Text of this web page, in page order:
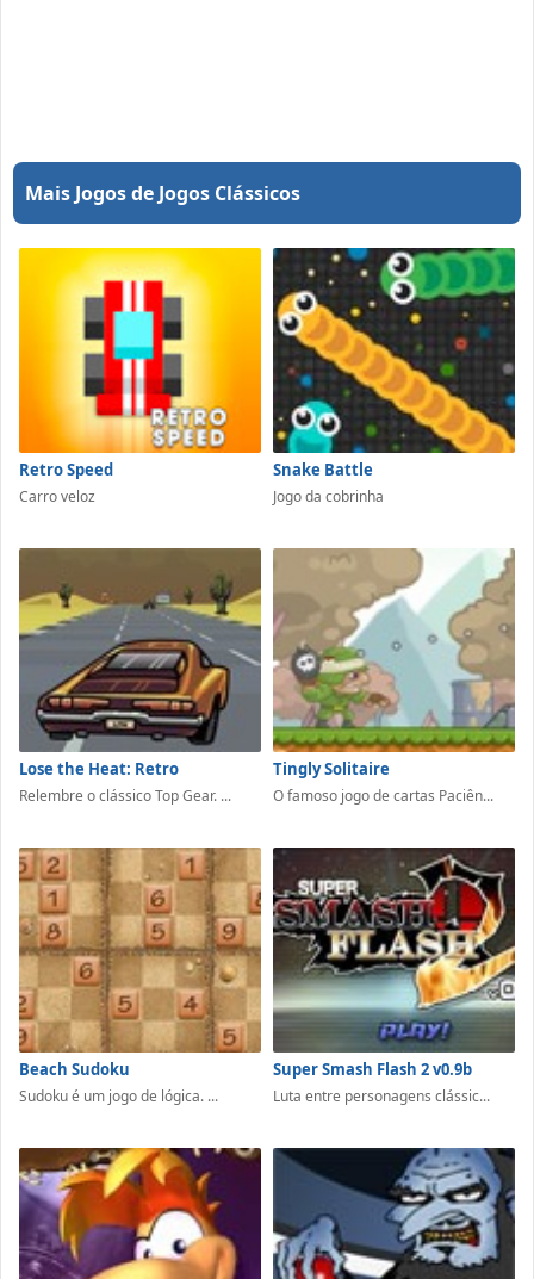
Mais Jogos de Jogos Clássicos
Retro Speed
Carro veloz
Snake Battle
Jogo da cobrinha
Lose the Heat: Retro
Relembre o clássico Top Gear. ...
Tingly Solitaire
O famoso jogo de cartas Paciên...
Beach Sudoku
Sudoku é um jogo de lógica. ...
Super Smash Flash 2 v0.9b
Luta entre personagens clássic...